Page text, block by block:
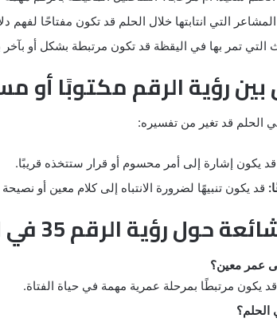
المشاعر التي انتابتها خلال الحلم قد تكون مفتاحًا لفهم
التي تمر بها في اليقظة قد تكون مرتبطة بشكل أو بآخر
رؤية الرقم مكتوبًا أو
الحلم قد تغير من تفسيره:
قد يكون إشارة إلى أمر محسوم أو قرار ستتخذه قريبًا.
قد يكون تنبيهًا لضرورة الانتباه إلى كلام معين أو
حول رؤية الرقم 35 في المنام
يكون مرتبطًا بمرحلة عمرية مهمة في حياة الفتاة.
الحلم؟